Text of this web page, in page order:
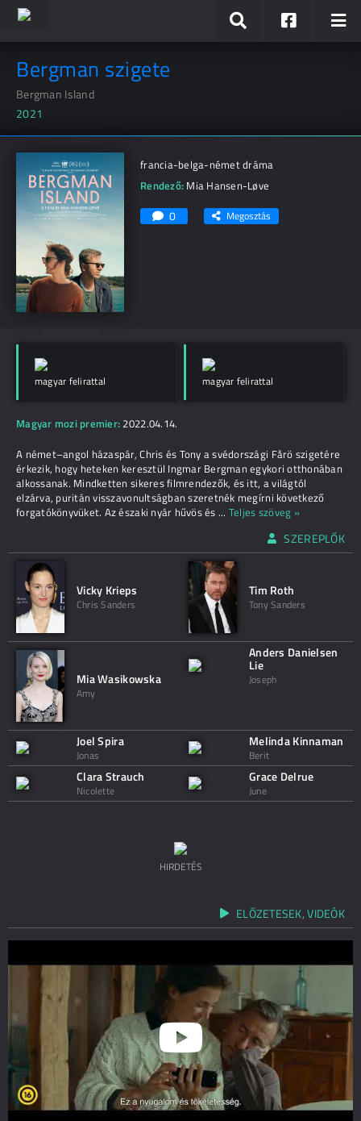
Bergman szigete
Bergman Island
2021
francia-belga-német dráma
Rendező: Mia Hansen-Løve
0 Megosztás
magyar felirattal magyar felirattal
Magyar mozi premier: 2022.04.14.
A német–angol házaspár, Chris és Tony a svédországi Fårö szigetére
érkezik, hogy heteken keresztül Ingmar Bergman egykori otthonában
alkossanak. Mindketten sikeres filmrendezők, és itt, a világtól
elzárva, puritán visszavonultságban szeretnék megírni következő
forgatókönyvüket. Az északi nyár hűvös és ... Teljes szöveg »
SZEREPLŐK
Vicky Krieps
Chris Sanders
Tim Roth
Tony Sanders
Mia Wasikowska
Amy
Anders Danielsen
Lie
Joseph
Joel Spira
Jonas
Melinda Kinnaman
Berit
Clara Strauch
Nicolette
Grace Delrue
June
HIRDETÉS
ELŐZETESEK, VIDEÓK